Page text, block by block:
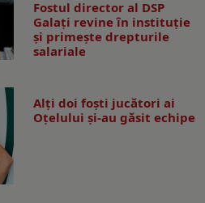
Fostul director al DSP
Galați revine în instituție
și primește drepturile
salariale
Alți doi foști jucători ai
Oțelului și-au găsit echipe